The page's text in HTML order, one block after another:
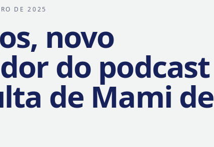
DE 2025
novo
do podcast
de Mami de